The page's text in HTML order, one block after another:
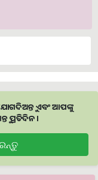
ଏବଂ ଆପଙ୍କୁ
ପ୍ରତିଦିନ ।